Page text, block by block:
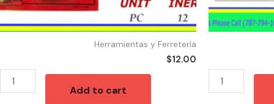
Herramientas y Ferretería
$12.00
Add to cart